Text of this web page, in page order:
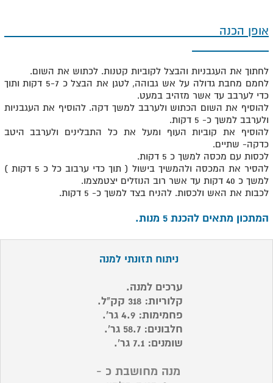
אופן הכנה
לחתוך את העגבניות והבצל לקוביות קטנות. לכתוש את השום.
לחמם מחבת גדולה על אש גבוהה, לטגן את הבצל כ 5-7 דקות ותוך
כדי לערבב עד אשר מזהיב במעט.
להוסיף את השום הכתוש ולערבב למשך דקה. להוסיף את העגבניות
ולערבב למשך כ- 5 דקות.
להוסיף את קוביות העוף ומעל את כל התבלינים ולערבב היטב
כדקה- שתיים.
לכסות עם מכסה למשך כ 5 דקות.
להסיר את המכסה ולהמשיך בישול ( תוך כדי ערבוב כל כ 5 דקות )
למשך כ 40 דקות עד אשר רוב הנוזלים יצטמצמו.
לכבות את האש ולכסות. להניח בצד למשך כ- 5 דקות.
המתכון מתאים להכנת 5 מנות.
ערכים למנה.
קלוריות: 318 קק"ל.
פחמימות: 4.9 גר'.
חלבונים: 58.7 גר'.
שומנים: 7.1 גר'.
מנה מחושבת כ -
ניתוח תזונתי למנה